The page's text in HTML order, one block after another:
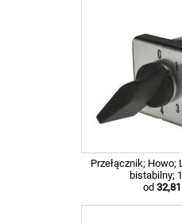
Przełącznik; Howo;
bistabilny;
od 32,81